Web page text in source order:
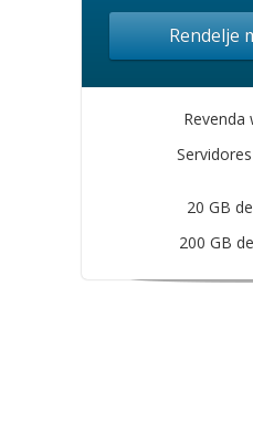
Rendelje
Revenda
20 GB
200 GB